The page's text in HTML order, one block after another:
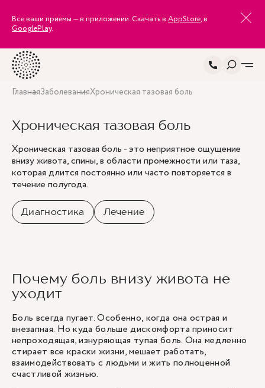
Все ваши приемы — в приложении. Скачать в AppStore, в
GooglePlay.
ГлавнаяЗаболеванияХроническая тазовая боль
Хроническая тазовая боль
Хроническая тазовая боль - это неприятное ощущение
внизу живота, спины, в области промежности или таза,
которая длится постоянно или часто повторяется в
течение полугода.
Диагностика Лечение
Почему боль внизу живота не
уходит
Боль всегда пугает. Особенно, когда она острая и
внезапная. Но куда больше дискомфорта приносит
непроходящая, изнуряющая тупая боль. Она медленно
стирает все краски жизни, мешает работать,
взаимодействовать с людьми и жить полноценной
счастливой жизнью.